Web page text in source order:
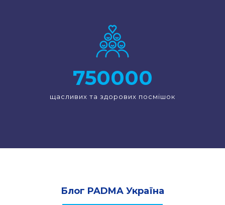
750000
щасливих та здорових посмішок
Блог PADMA Україна